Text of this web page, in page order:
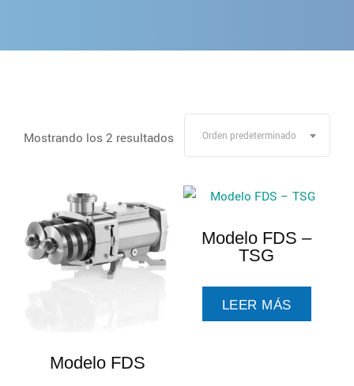
Mostrando los 2 resultados Orden predeterminado
Modelo FDS
Modelo FDS –
TSG
LEER MÁS